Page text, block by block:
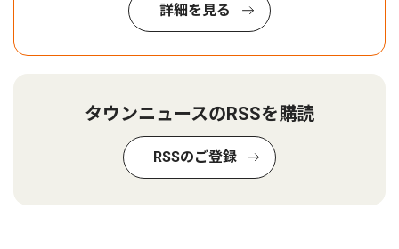
詳細を見る
タウンニュースのRSSを購読
RSSのご登録